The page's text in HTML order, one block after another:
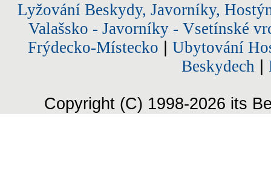
Lyžování Beskydy, Javorníky,
Valašsko - Javorníky - Vsetínské
Frýdecko-Místecko
Ubytování
Beskydech
Copyright (C) 1998-2026 its